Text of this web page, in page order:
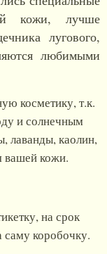
кожи, лучше
лугового,
любимыми
косметику, т.к.
и солнечным
лаванды, каолин,
вашей кожи.
на срок
саму коробочку.